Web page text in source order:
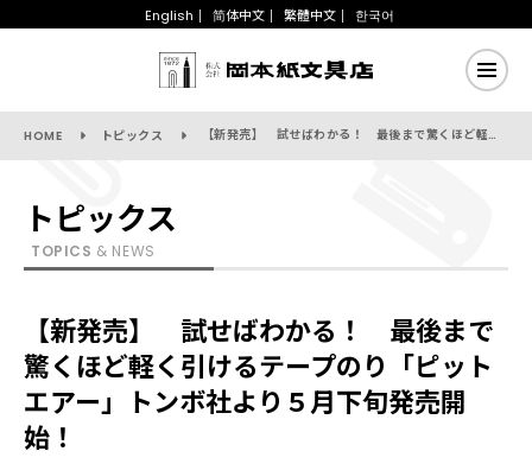
English 简体中文 繁體中文 한국어
HOME トピックス 【新発売】 試せばわかる！ 最後まで驚くほど軽く引けるテープのり「ピットエアー」トンボ社より５月下旬発売開始！
トピックス
TOPICS & NEWS
【新発売】 試せばわかる！ 最後まで
驚くほど軽く引けるテープのり「ピット
エアー」トンボ社より５月下旬発売開
始！